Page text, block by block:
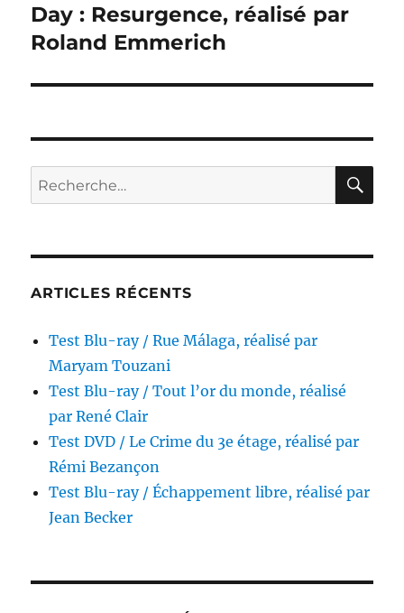
suivante :
Day : Resurgence, réalisé par
Roland Emmerich
Recherche
pour :
ARTICLES RÉCENTS
Test Blu-ray / Rue Málaga, réalisé par
Maryam Touzani
Test Blu-ray / Tout l’or du monde, réalisé
par René Clair
Test DVD / Le Crime du 3e étage, réalisé par
Rémi Bezançon
Test Blu-ray / Échappement libre, réalisé par
Jean Becker